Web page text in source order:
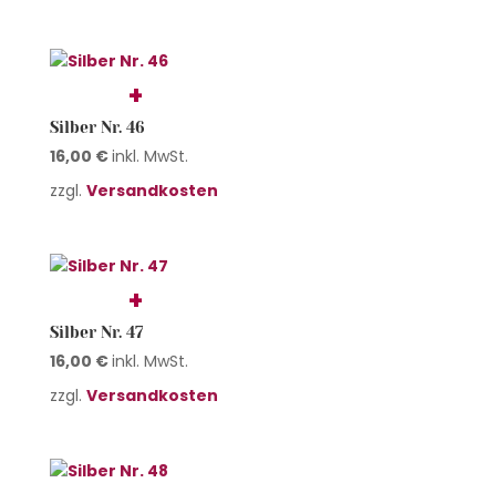
Silber Nr. 46
16,00 €inkl. MwSt.
zzgl. Versandkosten
Silber Nr. 47
16,00 €inkl. MwSt.
zzgl. Versandkosten